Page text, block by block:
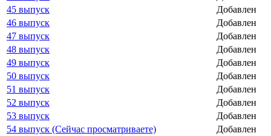
45 выпуск
Добавлен
46 выпуск
Добавлен
47 выпуск
Добавлен
48 выпуск
Добавлен
49 выпуск
Добавлен
50 выпуск
Добавлен
51 выпуск
Добавлен
52 выпуск
Добавлен
53 выпуск
Добавлен
54 выпуск (Сейчас просматриваете)
Добавлен